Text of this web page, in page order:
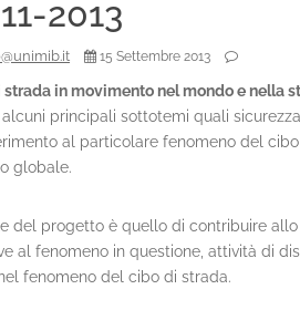
2013
15 Settembre 2013
strada in movimento nel mondo e nella
principali sottotemi quali
al particolare fenomeno del
globale.
del progetto è quello di contribuire
al fenomeno in questione, attività di
fenomeno del cibo di strada.